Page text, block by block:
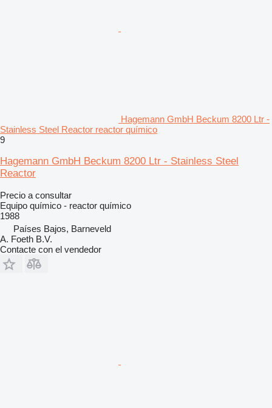
Hagemann GmbH Beckum 8200 Ltr -
Stainless Steel Reactor reactor químico
9
Hagemann GmbH Beckum 8200 Ltr - Stainless Steel
Reactor
Precio a consultar
Equipo químico - reactor químico
1988
Países Bajos, Barneveld
A. Foeth B.V.
Contacte con el vendedor